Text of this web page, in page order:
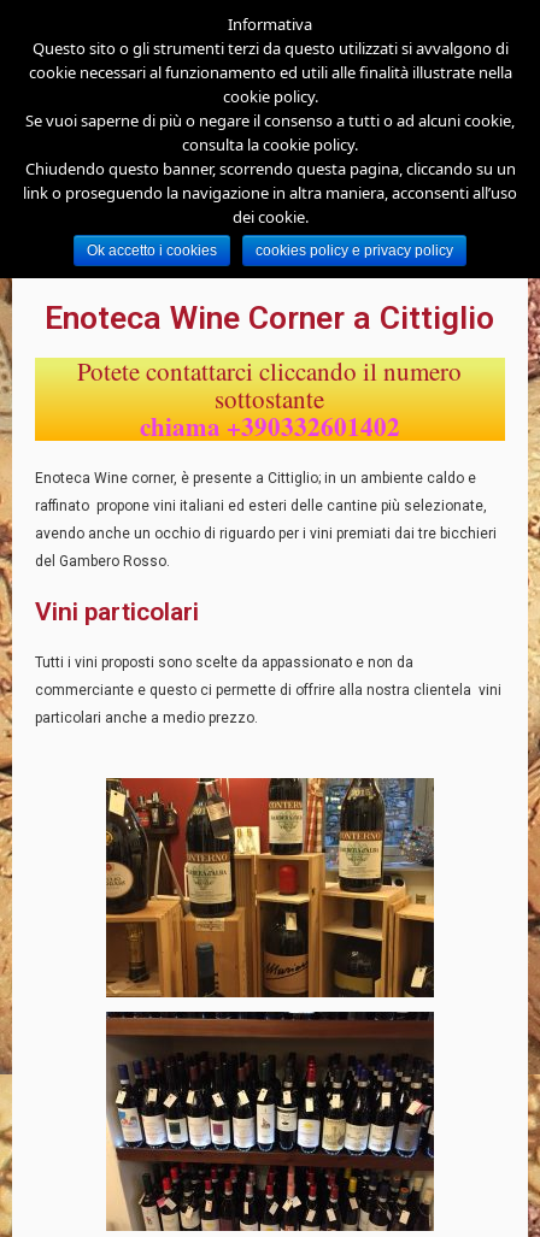
Enoteca Wine Corner Cittiglio »Enoteca
Enoteca
Enoteca Wine Corner a Cittiglio
Potete contattarci cliccando il numero
sottostante
chiama +390332601402
Enoteca Wine corner, è presente a Cittiglio; in un ambiente caldo e
raffinato propone vini italiani ed esteri delle cantine più selezionate,
avendo anche un occhio di riguardo per i vini premiati dai tre bicchieri
del Gambero Rosso.
Vini particolari
Tutti i vini proposti sono scelte da appassionato e non da
commerciante e questo ci permette di offrire alla nostra clientela vini
particolari anche a medio prezzo.
Informativa
Questo sito o gli strumenti terzi da questo utilizzati si avvalgono di
cookie necessari al funzionamento ed utili alle finalità illustrate nella
cookie policy.
Se vuoi saperne di più o negare il consenso a tutti o ad alcuni cookie,
consulta la cookie policy.
Chiudendo questo banner, scorrendo questa pagina, cliccando su un
link o proseguendo la navigazione in altra maniera, acconsenti all’uso
dei cookie.
Ok accetto i cookies cookies policy e privacy policy